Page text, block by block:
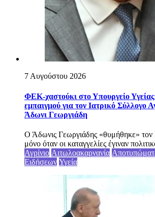
7 Αυγούστου 2026
ΦΕΚ-χαστούκι στο Υπουργείο
εμπαιγμού για τον Ιατρικό Σύλλογο
Άδωνι Γεωργιάδη
Ο Άδωνις Γεωργιάδης «θυμήθηκε» τον
μόνο όταν οι καταγγελίες έγιναν
Αγρίνιο Αιτωλοακαρνανία
Ειδήσεων Υγεία